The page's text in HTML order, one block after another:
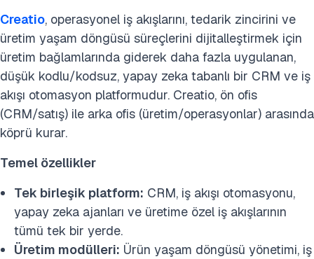
Creatio, operasyonel iş akışlarını, tedarik zincirini ve
üretim yaşam döngüsü süreçlerini dijitalleştirmek için
üretim bağlamlarında giderek daha fazla uygulanan,
düşük kodlu/kodsuz, yapay zeka tabanlı bir CRM ve iş
akışı otomasyon platformudur. Creatio, ön ofis
(CRM/satış) ile arka ofis (üretim/operasyonlar) arasında
köprü kurar.
Temel özellikler
Tek birleşik platform: CRM, iş akışı otomasyonu,
yapay zeka ajanları ve üretime özel iş akışlarının
tümü tek bir yerde.
Üretim modülleri: Ürün yaşam döngüsü yönetimi, iş